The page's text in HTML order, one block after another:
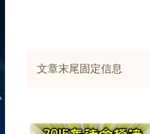
文章末尾固定信息